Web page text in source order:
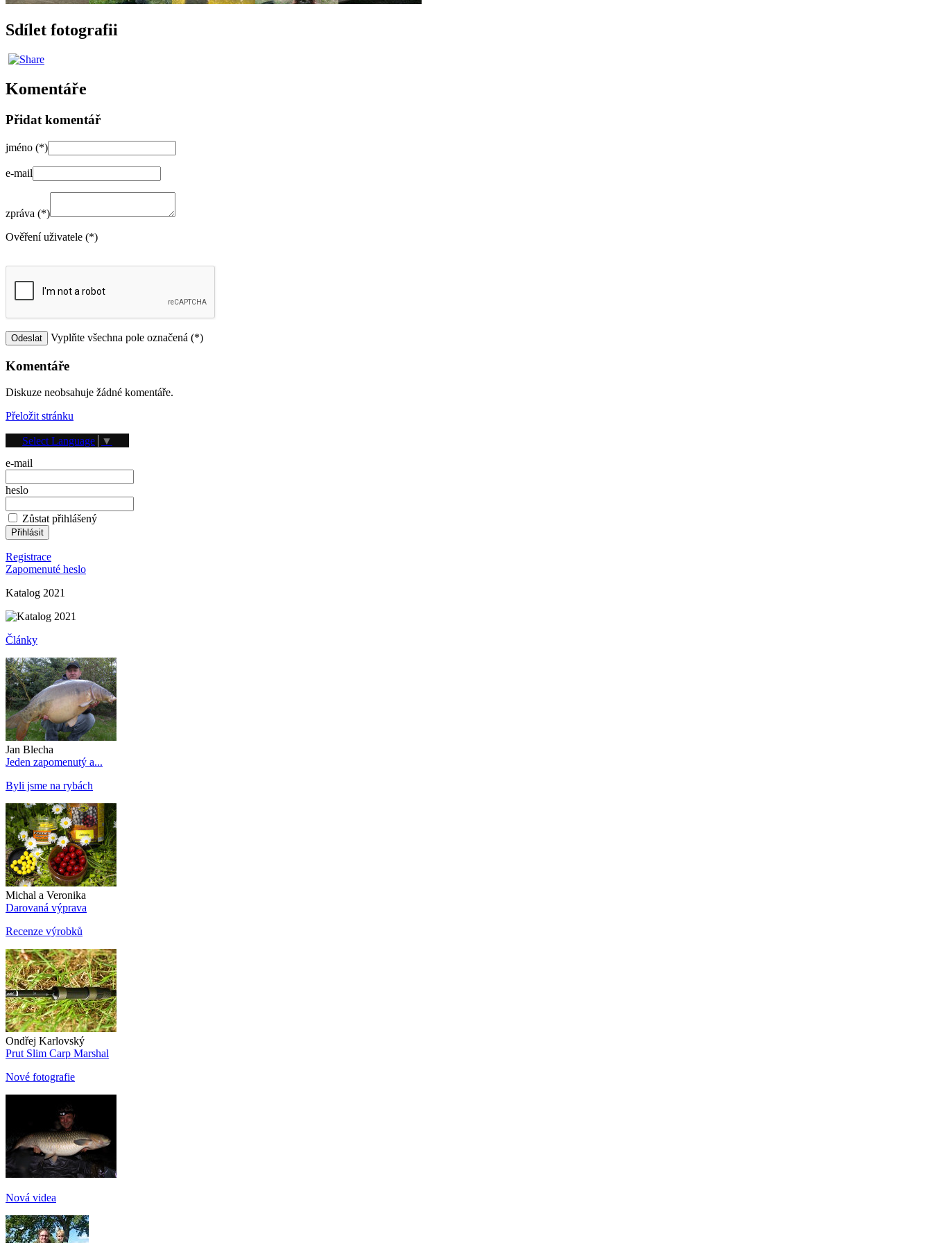
Sdílet fotografii
Komentáře
Přidat komentář
jméno (*)
e-mail
zpráva (*)
Ověření uživatele (*)
Vyplňte všechna pole označená (*)
Komentáře
Diskuze neobsahuje žádné komentáře.
Přeložit stránku
Select Language ▼
Přihlášení
e-mail
heslo
Zůstat přihlášený
Registrace
Zapomenuté heslo
Katalog 2021
Články
Jan Blecha
Jeden zapomenutý a...
Byli jsme na rybách
Michal a Veronika
Darovaná výprava
Recenze výrobků
Ondřej Karlovský
Prut Slim Carp Marshal
Nové fotografie
Nová videa